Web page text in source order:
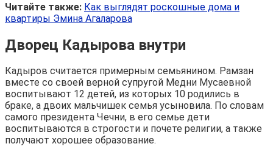
Читайте также: Как выглядят роскошные дома и
квартиры Эмина Агаларова
Дворец Кадырова внутри
Кадыров считается примерным семьянином. Рамзан
вместе со своей верной супругой Медни Мусаевной
воспитывают 12 детей, из которых 10 родились в
браке, а двоих мальчишек семья усыновила. По словам
самого президента Чечни, в его семье дети
воспитываются в строгости и почете религии, а также
получают хорошее образование.